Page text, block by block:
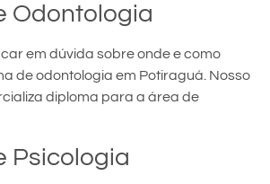
Odontologia
em dúvida sobre onde e como
de odontologia em Potiraguá. Nosso
diploma para a área de
Psicologia